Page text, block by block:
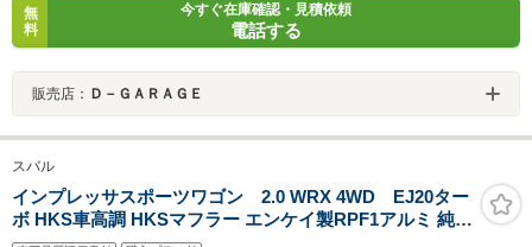
無
料
今すぐ在庫確認・見積依頼
電話する
販売店： Ｄ－ＧＡＲＡＧＥ
スバル
インプレッサスポーツワゴン 2.0 WRX 4WD EJ20ター
ボ HKS車高調 HKSマフラー エンケイ製RPF1アルミ 純正
フルエアロ 対向4podキャリパ- HID 社外セキュリティ 5